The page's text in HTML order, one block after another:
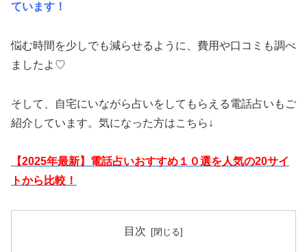
ています！
悩む時間を少しでも減らせるように、費用や口コミも調べ
ましたよ♡
そして、自宅にいながら占いをしてもらえる電話占いもご
紹介しています。気になった方はこちら↓
【2025年最新】電話占いおすすめ１０選を人気の20サイ
トから比較！
目次